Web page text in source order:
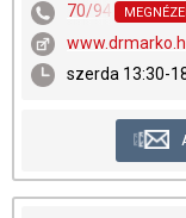
70/942-5088
szerda 13:30-